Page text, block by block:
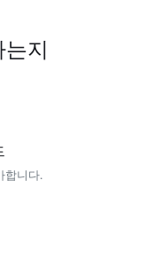
지
합니다.